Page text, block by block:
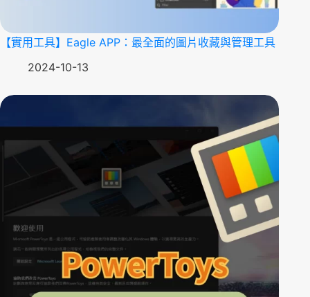
【實用工具】Eagle APP：最全面的圖片收藏與管理工具
2024-10-13